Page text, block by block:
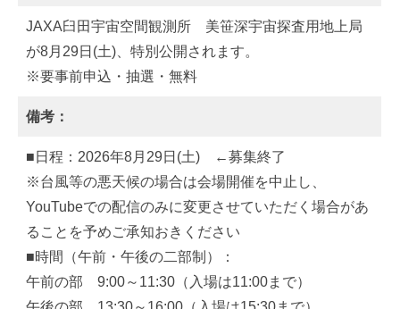
JAXA臼田宇宙空間観測所 美笹深宇宙探査用地上局
が8月29日(土)、特別公開されます。
※要事前申込・抽選・無料
備考：
■日程：2026年8月29日(土) ←募集終了
※台風等の悪天候の場合は会場開催を中止し、
YouTubeでの配信のみに変更させていただく場合があ
ることを予めご承知おきください
■時間（午前・午後の二部制）：
午前の部 9:00～11:30（入場は11:00まで）